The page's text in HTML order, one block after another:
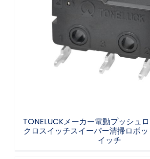
TONELUCKメーカー電動プッシュ
マイクロスイッチスイーパー清掃
イクロスイッチ
TONELUCKメーカー電動プッシュ
クロスイッチスイーパー清掃ロボ
イッチ